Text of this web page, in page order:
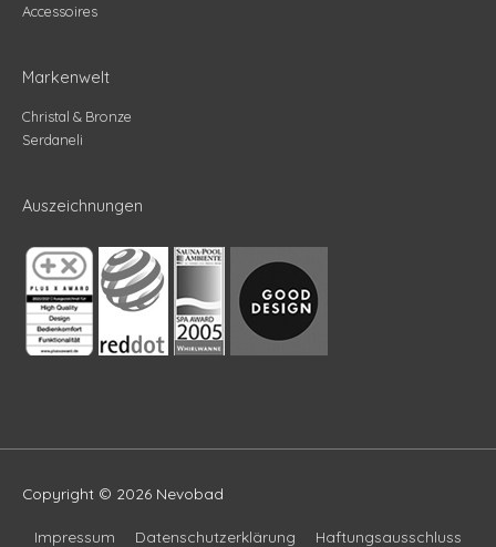
Accessoires
Markenwelt
Christal & Bronze
Serdaneli
Auszeichnungen
Copyright © 2026 Nevobad
Impressum Datenschutzerklärung Haftungsausschluss